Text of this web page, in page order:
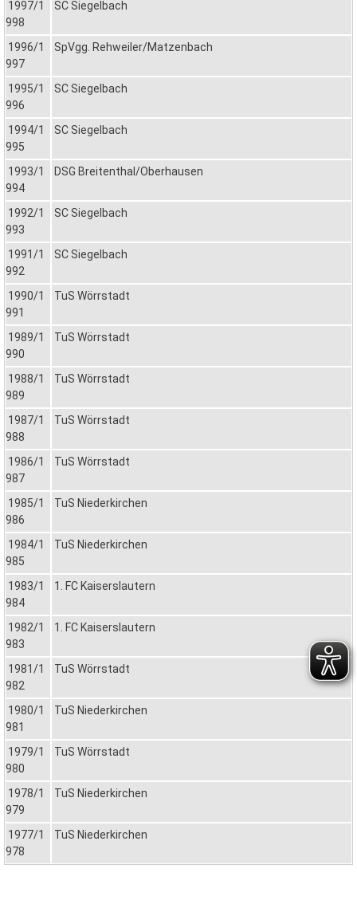
1997/1
998
SC Siegelbach
1996/1
997
SpVgg. Rehweiler/Matzenbach
1995/1
996
SC Siegelbach
1994/1
995
SC Siegelbach
1993/1
994
DSG Breitenthal/Oberhausen
1992/1
993
SC Siegelbach
1991/1
992
SC Siegelbach
1990/1
991
TuS Wörrstadt
1989/1
990
TuS Wörrstadt
1988/1
989
TuS Wörrstadt
1987/1
988
TuS Wörrstadt
1986/1
987
TuS Wörrstadt
1985/1
986
TuS Niederkirchen
1984/1
985
TuS Niederkirchen
1983/1
984
1. FC Kaiserslautern
1982/1
983
1. FC Kaiserslautern
1981/1
982
TuS Wörrstadt
1980/1
981
TuS Niederkirchen
1979/1
980
TuS Wörrstadt
1978/1
979
TuS Niederkirchen
1977/1
978
TuS Niederkirchen